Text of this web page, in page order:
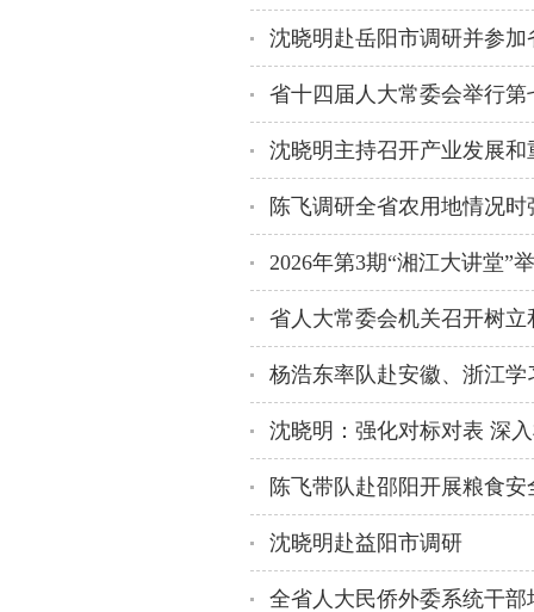
沈晓明赴岳阳市调研并参
沈晓明主持召开产业发展
2026年第3期“湘江大讲堂”
杨浩东率队赴安徽、浙江
陈飞带队赴邵阳开展粮食
沈晓明赴益阳市调研